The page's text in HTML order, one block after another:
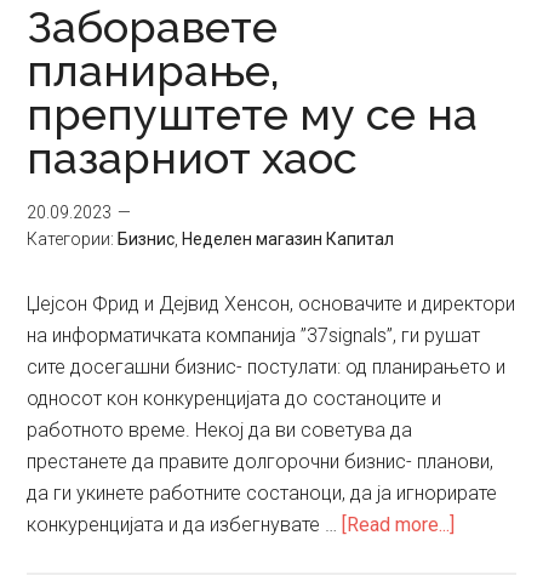
Заборавете
планирање,
препуштете му се на
пазарниот хаос
20.09.2023
Категории: Бизнис Неделен магазин Капитал
Џејсон Фрид и Дејвид Хенсон, основачите и директори
на информатичката компанија ”37signals”, ги рушат
сите досегашни бизнис- постулати: од планирањето и
односот кон конкуренцијата до состаноците и
работното време. Некој да ви советува да
престанете да правите долгорочни бизнис- планови,
да ги укинете работните состаноци, да ја игнорирате
конкуренцијата и да избегнувате … [Read more...]